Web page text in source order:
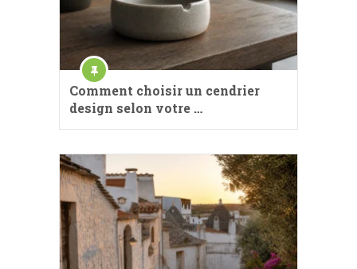
Comment choisir un cendrier
design selon votre …